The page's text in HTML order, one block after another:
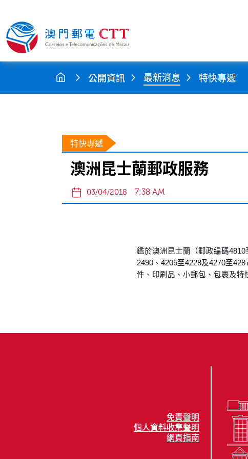
公開資訊 最新消息 特快專遞
特快專遞
澳洲昆士蘭郵政服務
03/04/2018 7:38 AM
鑑於澳洲昆士蘭（郵政編碼
2490、4205至4228及4270至
件、印刷品、小郵包、包裹及特
免責聲明
個人資料收集聲明
網頁指南